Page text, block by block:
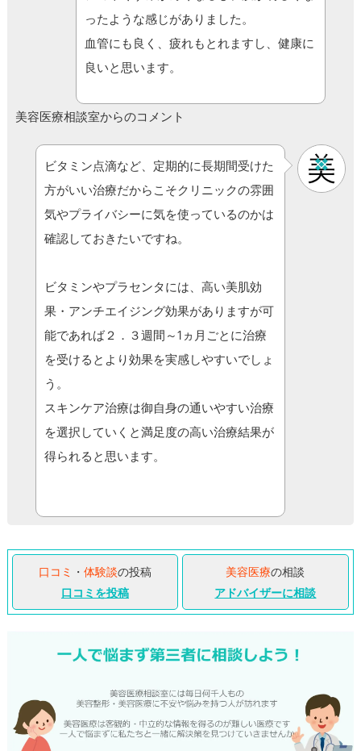
ったような感じがありました。
血管にも良く、疲れもとれますし、健康に
良いと思います。
美容医療相談室からのコメント
ビタミン点滴など、定期的に長期間受けた
方がいい治療だからこそクリニックの雰囲
気やプライバシーに気を使っているのかは
確認しておきたいですね。
ビタミンやプラセンタには、高い美肌効
果・アンチエイジング効果がありますが可
能であれば２．３週間～1ヵ月ごとに治療
を受けるとより効果を実感しやすいでしょ
う。
スキンケア治療は御自身の通いやすい治療
を選択していくと満足度の高い治療結果が
得られると思います。
口コミ ・ 体験談の投稿
口コミを投稿
美容医療の相談
アドバイザーに相談